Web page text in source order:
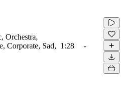
Orchestra,
Corporate, Sad, 1:28 -